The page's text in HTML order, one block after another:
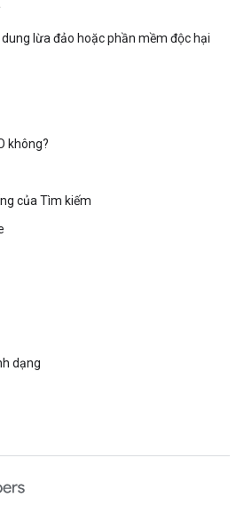
lừa đảo hoặc phần mềm độc hại
không?
của Tìm kiếm
dạng